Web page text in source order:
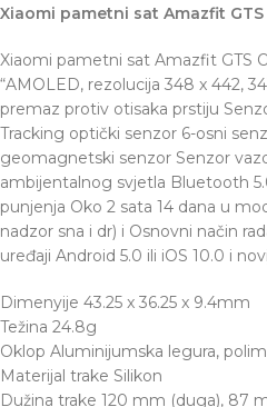
Xiaomi pametni sat Amazfit
Xiaomi pametni sat Amazfit GTS
“AMOLED, rezolucija 348 x 442,
premaz protiv otisaka prstiju
Tracking optički senzor 6-osni
geomagnetski senzor Senzor
ambijentalnog svjetla Bluetooth
punjenja Oko 2 sata 14 dana u
nadzor sna i dr) i Osnovni način
uređaji Android 5.0 ili iOS 10.0 i
Dimenyije 43.25 x 36.25 x 9.4mm
Težina 24.8g
Oklop Aluminijumska legura,
Materijal trake Silikon
Dužina trake 120 mm (duga), 87